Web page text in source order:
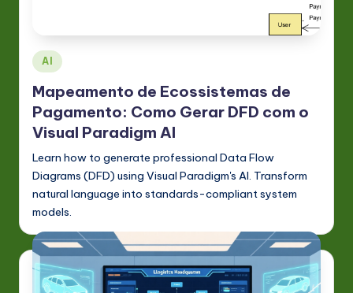
rt
u
g
u
e
s
e
-
L
Posted
in
AI
Mapeamento de Ecossistemas de
Pagamento: Como Gerar DFD com o
Visual Paradigm AI
Learn how to generate professional Data Flow
Diagrams (DFD) using Visual Paradigm's AI. Transform
natural language into standards-compliant system
models.